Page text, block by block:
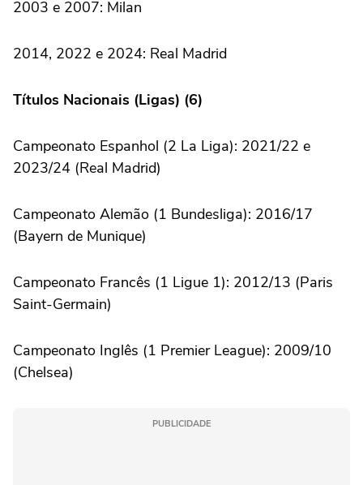
2003 e 2007: Milan
2014, 2022 e 2024: Real Madrid
Títulos Nacionais (Ligas) (6)
Campeonato Espanhol (2 La Liga): 2021/22 e
2023/24 (Real Madrid)
Campeonato Alemão (1 Bundesliga): 2016/17
(Bayern de Munique)
Campeonato Francês (1 Ligue 1): 2012/13 (Paris
Saint-Germain)
Campeonato Inglês (1 Premier League): 2009/10
(Chelsea)
PUBLICIDADE